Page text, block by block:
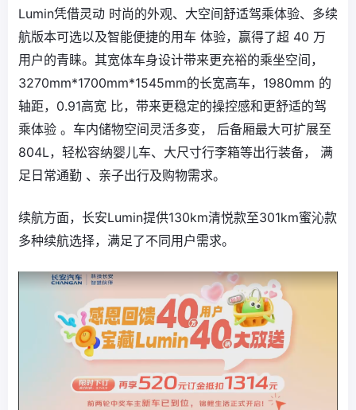
Lumin凭借灵动 时尚的外观、大空间舒适驾乘体验、多续
航版本可选以及智能便捷的用车 体验，赢得了超 40 万
用户的青睐。其宽体车身设计带来更充裕的乘坐空间，
3270mm*1700mm*1545mm的长宽高车，1980mm 的
轴距，0.91高宽 比，带来更稳定的操控感和更舒适的驾
乘体验 。车内储物空间灵活多变， 后备厢最大可扩展至
804L，轻松容纳婴儿车、大尺寸行李箱等出行装备， 满
足日常通勤 、亲子出行及购物需求。
续航方面，长安Lumin提供130km清悦款至301km蜜沁款
多种续航选择，满足了不同用户需求。